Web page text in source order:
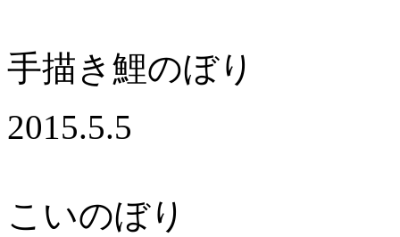
手描き鯉のぼり
2015.5.5
こいのぼり